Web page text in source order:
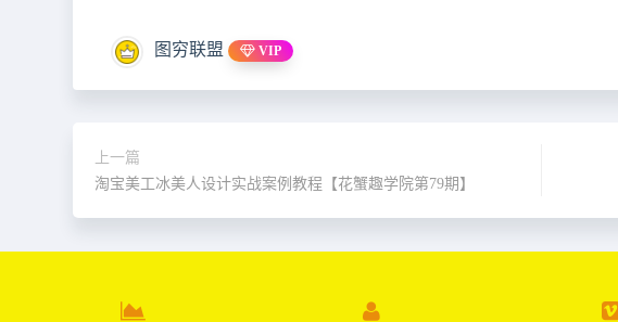
图穷联盟 VIP
上一篇
淘宝美工冰美人设计实战案例教程【花蟹趣学院第79期】